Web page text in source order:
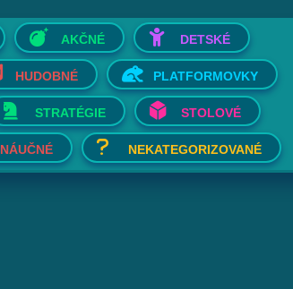
AKČNÉ DETSKÉ
HUDOBNÉ PLATFORMOVKY
STRATÉGIE STOLOVÉ
NÁUČNÉ NEKATEGORIZOVANÉ